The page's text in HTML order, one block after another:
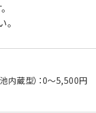
内蔵型）：0～5,500円